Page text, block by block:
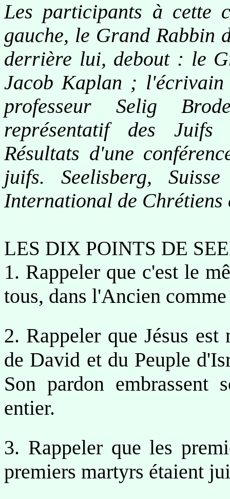
Les participants à cette
gauche, le Grand Rabbin
derrière lui, debout : le
Jacob Kaplan ; l'écrivain
professeur Selig
représentatif des Juifs
Résultats d'une
juifs. Seelisberg,
International de Chrétiens
LES DIX POINTS DE
1. Rappeler que c'est le
tous, dans l'Ancien
2. Rappeler que Jésus
de David et du Peuple
Son pardon embrassent
entier.
3. Rappeler que les
premiers martyrs étaient